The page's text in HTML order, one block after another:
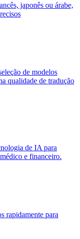
japonês ou árabe,
de modelos
qualidade de tradução
de IA para
e financeiro.
rapidamente para